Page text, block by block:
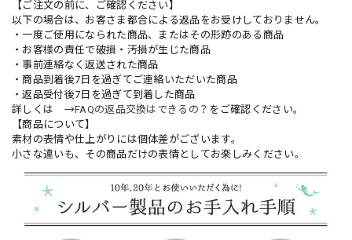
【ご注文の前に、ご確認ください】
以下の場合は、お客さま都合による返品をお受けしておりません。
・一度ご使用になられた商品、またはその形跡のある商品
・お客様の責任で破損・汚損が生じた商品
・事前連絡なく返送された商品
・商品到着後7日を過ぎてご連絡いただいた商品
・返品受付後7日を過ぎて到着した商品
詳しくは →FAQの返品交換はできるの？ をご確認ください。
【商品について】
素材の表情や仕上がりには個体差がございます。
小さな違いも、その商品だけの表情としてお楽しみください。